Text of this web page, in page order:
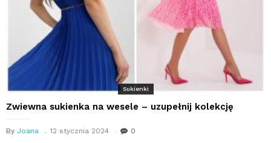
Sukienki
Zwiewna sukienka na wesele – uzupełnij kolekcję
By Joana 12 stycznia 2024 0